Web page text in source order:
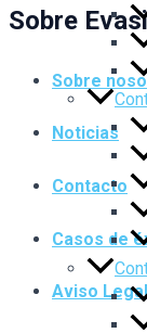
Sobre
Sobre
Noticias
Contacto
Casos de
Aviso Legal